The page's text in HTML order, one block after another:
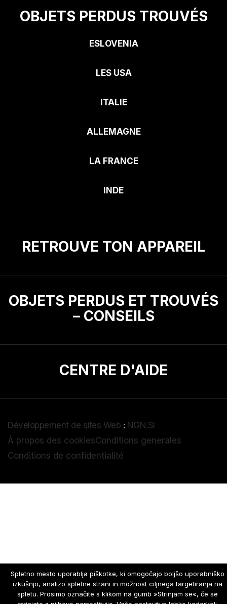
OBJETS PERDUS TROUVÉS
ESLOVENIA
LES USA
ITALIE
ALLEMAGNE
LA FRANCE
INDE
RETROUVE TON APPAREIL
OBJETS PERDUS ET TROUVÉS
– CONSEILS
CENTRE D'AIDE
Développement de sites Web : NGN.SI
À propos des cookiesConditions generales
Conditions de confidentialité
Spletno mesto uporablja piškotke, ki omogočajo boljšo uporabniško
izkušnjo, analizo spletne strani in možnost ciljnega targetiranja na
spletu. Prosimo označite s klikom na gumb »Strinjam se«, če se